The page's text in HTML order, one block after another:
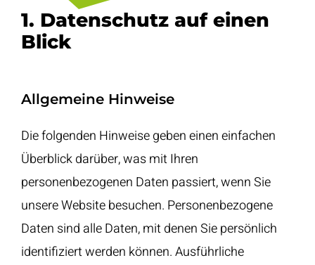
1. Datenschutz auf einen
Blick
Allgemeine Hinweise
Die folgenden Hinweise geben einen einfachen
Überblick darüber, was mit Ihren
personenbezogenen Daten passiert, wenn Sie
unsere Website besuchen. Personenbezogene
Daten sind alle Daten, mit denen Sie persönlich
identifiziert werden können. Ausführliche